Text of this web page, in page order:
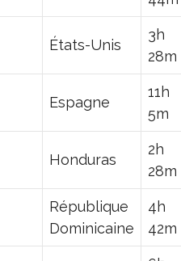
États-Unis
3h
28m
Espagne
11h
5m
Honduras
2h
28m
République
Dominicaine
4h
42m